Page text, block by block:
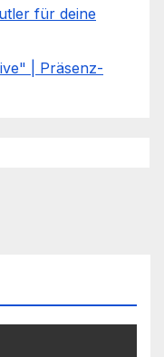
für deine
| Präsenz-